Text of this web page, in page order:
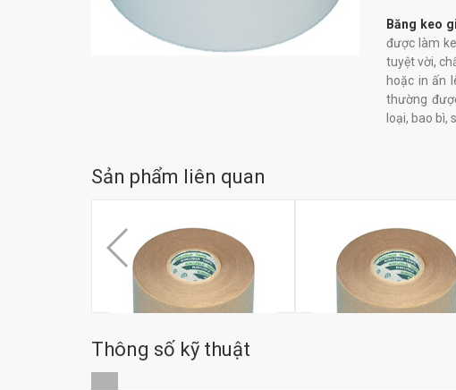
Băng keo
được làm
tuyệt vời,
hoặc in ấn
thường
loại, bao bì,
Sản phẩm liên quan
Thông số kỹ thuật